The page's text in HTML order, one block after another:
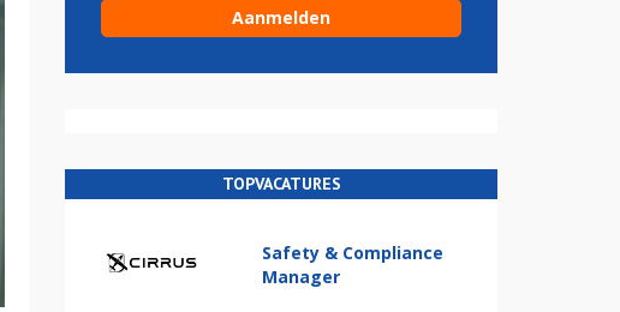
TOPVACATURES
Safety & Compliance
Manager